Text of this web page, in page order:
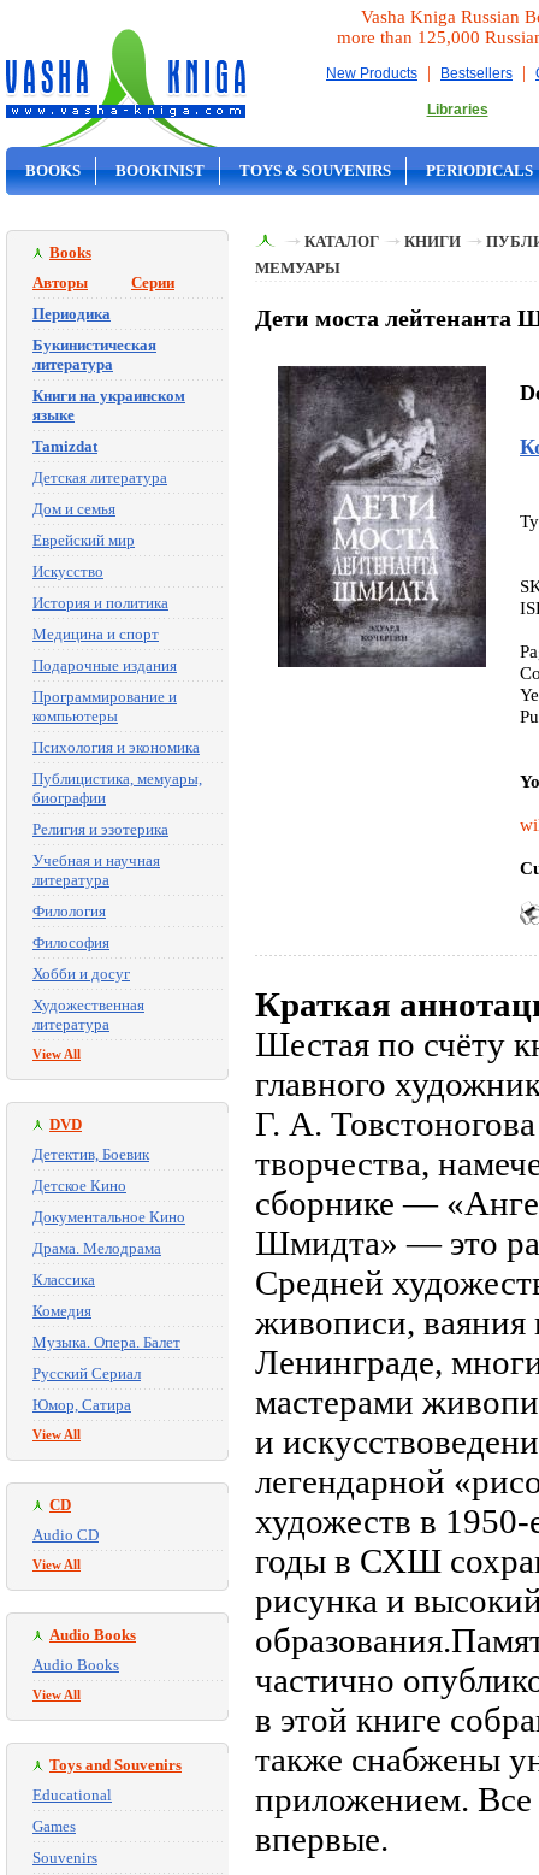
Vasha Kniga Russian
more than 125,000
New Products | Bestsellers |
Libraries
BOOKS BOOKINIST TOYS & SOUVENIRS PERIODICALS
Books
Авторы
Серии
Периодика
Букинистическая
литература
Книги на украинском
языке
Tamizdat
Детская литература
Дом и семья
Еврейский мир
Искусство
История и политика
Медицина и спорт
Подарочные издания
Программирование и
компьютеры
Психология и экономика
Публицистика, мемуары,
биографии
Религия и эзотерика
Учебная и научная
литература
Филология
Философия
Хобби и досуг
Художественная
литература
View All
DVD
Детектив, Боевик
Детское Кино
Документальное Кино
Драма. Мелодрама
Классика
Комедия
Музыка. Опера. Балет
Русский Сериал
Юмор, Сатира
View All
CD
Audio CD
View All
Audio Books
Audio Books
View All
Toys and Souvenirs
Educational
Games
Souvenirs
КАТАЛОГ КНИГИ
МЕМУАРЫ
Дети моста лейтенанта
Краткая
Шестая по счёту
главного
Г. А.
творчества,
сборнике —
Шмидта» — это
Средней
живописи, ваяния
Ленинграде,
мастерами
и
легендарной
художеств в
годы в СХШ
рисунка и
частично
в этой книге
также снабжены
приложением.
впервые.